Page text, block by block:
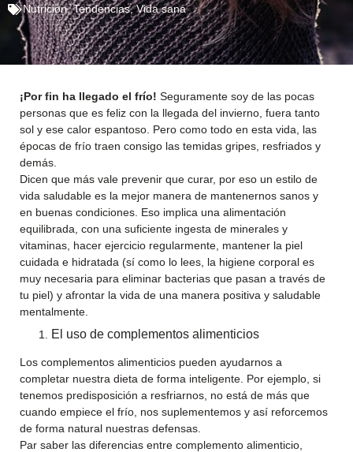
Nutrición,Tendencias,Vida sana
¡Por fin ha llegado el frío! Seguramente soy de las pocas
personas que es feliz con la llegada del invierno, fuera tanto
sol y ese calor espantoso. Pero como todo en esta vida, las
épocas de frío traen consigo las temidas gripes, resfriados y
demás.
Dicen que más vale prevenir que curar, por eso un estilo de
vida saludable es la mejor manera de mantenernos sanos y
en buenas condiciones. Eso implica una alimentación
equilibrada, con una suficiente ingesta de minerales y
vitaminas, hacer ejercicio regularmente, mantener la piel
cuidada e hidratada (sí como lo lees, la higiene corporal es
muy necesaria para eliminar bacterias que pasan a través de
tu piel) y afrontar la vida de una manera positiva y saludable
mentalmente.
El uso de complementos alimenticios
Los complementos alimenticios pueden ayudarnos a
completar nuestra dieta de forma inteligente. Por ejemplo, si
tenemos predisposición a resfriarnos, no está de más que
cuando empiece el frío, nos suplementemos y así reforcemos
de forma natural nuestras defensas.
Par saber las diferencias entre complemento alimenticio,